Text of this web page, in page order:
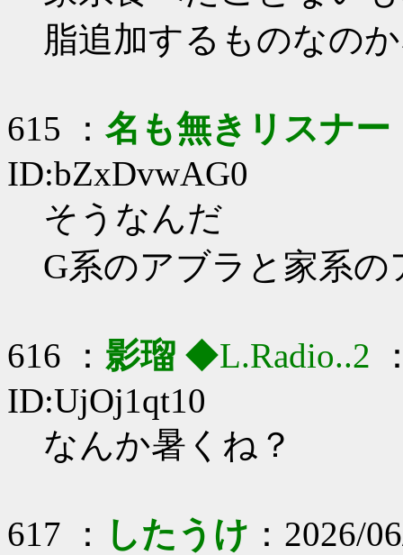
脂追加するものなの
615 ： 名も無きリスナー
ID:bZxDvwAG0
そうなんだ
G系のアブラと家系
616 ： 影瑠 ◆L.Radio..2
ID:UjOj1qt10
なんか暑くね？
617 ： したうけ ：2026/